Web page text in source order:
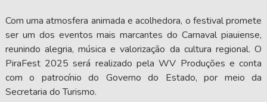
Com uma atmosfera animada e acolhedora, o festival promete
ser um dos eventos mais marcantes do Carnaval piauiense,
reunindo alegria, música e valorização da cultura regional. O
PiraFest 2025 será realizado pela WV Produções e conta
com o patrocínio do Governo do Estado, por meio da
Secretaria do Turismo.